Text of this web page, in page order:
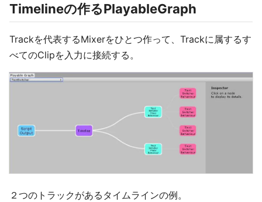
Timelineの作るPlayableGraph
Trackを代表するMixerをひとつ作って、Trackに属するす
べてのClipを入力に接続する。
２つのトラックがあるタイムラインの例。